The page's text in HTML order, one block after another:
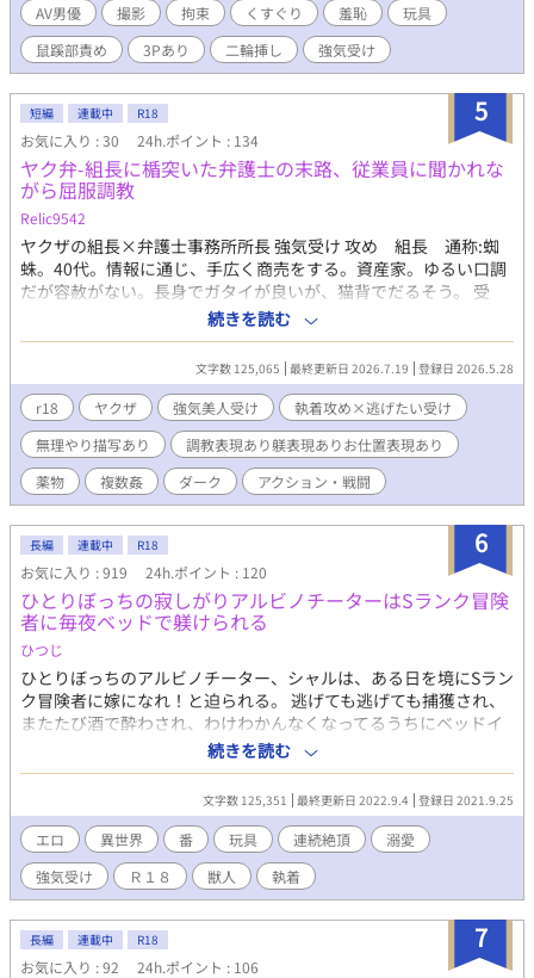
AV男優 撮影 拘束 くすぐり 羞恥
玩具
鼠蹊部責め
3Pあり 二輪挿し 強気受け
5
短編 連載中 R18
お気に入り : 30 24h.ポイント : 134
ヤク弁-組長に楯突いた弁護士の末路、従業員に聞かれな
がら屈服調教
Relic9542
ヤクザの組長×弁護士事務所所長 強気受け 攻め 組長 通称:蜘
蛛。40代。情報に通じ、手広く商売をする。資産家。ゆるい口調
だが容赦がない。長身でガタイが良いが、猫背でだるそう。 受
け 所長 通称:所長。30代前半。人にも自分にも厳しい。正義感
が強く、不正を見逃せない。きつい性格だがなぜか子どもに好か
れる。性別年齢不詳のバイトの事務員鈴虫と、若手弁護士ととも
に弁護士事務所を経営。黒髪でいつもスーツを着用。鋭い目に隈
があり、童顔。整った顔。 他 事務員 通称：鈴虫 性別年齢不詳
の事務員。年齢は１８歳だが子どものような見た目で、非常にか
わいらしい。所長になついている。 若手弁護士 通称：信 弁護
士になりたての新人。見た目は色素の薄い美形だが、関西弁で話
し、やくざ相手にメンチを切る。所長を慕っている。 やくざの構
続きを読む
文字数 125,065 最終更新日 2026.7.19 登録日 2026.5.28
r18 ヤクザ 強気美人受け
執着攻め×逃げたい受け
無理やり描写あり
調教表現あり躾表現ありお仕置表現あり
薬物
複数姦 ダーク アクション・戦闘
6
長編 連載中 R18
お気に入り : 919 24h.ポイント : 120
ひとりぼっちの寂しがりアルビノチーターはSランク冒険
者に毎夜ベッドで躾けられる
ひつじ
ひとりぼっちのアルビノチーター、シャルは、ある日を境にSラン
ク冒険者に嫁になれ！と迫られる。 逃げても逃げても捕獲され、
またたび酒で酔わされ、わけわかんなくなってるうちにベッドイ
ン… 快楽で躾けられる… 朝まで、攻められ、敵わないとわかって
いても頑張って反抗する… 逃げて、追いかけられ、捕まって、ベ
ッドイン… そんな毎日を送っていた強気受けが屈服して嫁になる
までのお話です。 ストーリー性よりエロ重視です！ 〜絶対に屈服
しない、強気受けと、絶対に屈服させるスパダリ腹黒攻めを書き
たかっただけです… エロ多めです…苦笑 優しく、でも、容赦なく
襲われる快楽に、頑張ってあらがうも、最後は嫁になっちゃうん
ですが、…強気受けをたっぷり書きたかっただけです…m(_ _)m
※はエロシーン入ります。※が多いとエロシーンも多めです。最
大で※3個です。それでもよろしいという方はよろしくお願いしま
す。〜
続きを読む
文字数 125,351 最終更新日 2022.9.4 登録日 2021.9.25
エロ 異世界 番 玩具 連続絶頂
溺愛
強気受け
Ｒ１８ 獣人 執着
7
長編 連載中 R18
お気に入り : 92 24h.ポイント : 106